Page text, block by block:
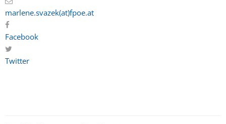
marlene.svazek(at)fpoe.at
Facebook
Twitter